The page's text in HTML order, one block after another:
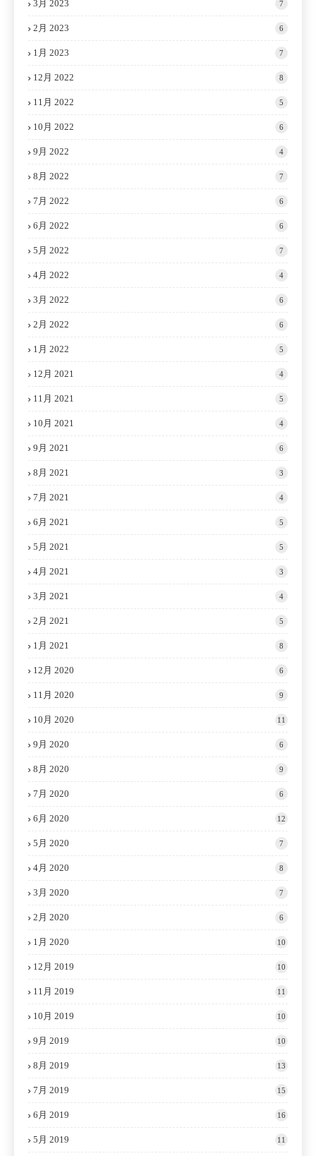
3月 2023 7
2月 2023 6
1月 2023 7
12月 2022 8
11月 2022 5
10月 2022 6
9月 2022 4
8月 2022 7
7月 2022 6
6月 2022 6
5月 2022 7
4月 2022 4
3月 2022 6
2月 2022 6
1月 2022 5
12月 2021 4
11月 2021 5
10月 2021 4
9月 2021 6
8月 2021 3
7月 2021 4
6月 2021 5
5月 2021 5
4月 2021 3
3月 2021 4
2月 2021 5
1月 2021 8
12月 2020 6
11月 2020 9
10月 2020 11
9月 2020 6
8月 2020 9
7月 2020 6
6月 2020 12
5月 2020 7
4月 2020 8
3月 2020 7
2月 2020 6
1月 2020 10
12月 2019 10
11月 2019 11
10月 2019 10
9月 2019 10
8月 2019 13
7月 2019 15
6月 2019 16
5月 2019 11